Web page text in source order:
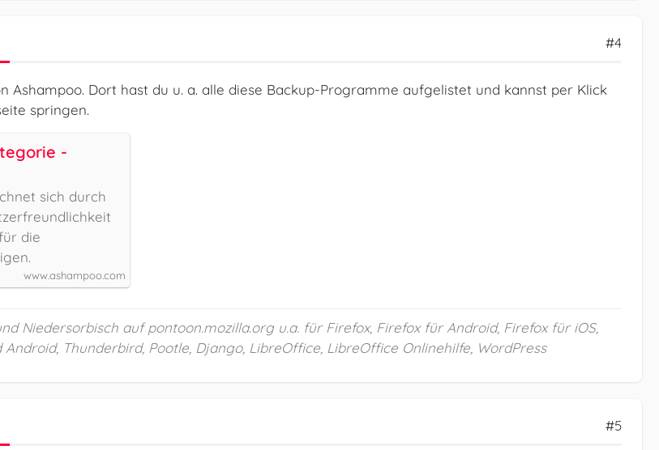
#4
Ashampoo. Dort hast du u. a. alle diese Backup-Programme aufgelistet und kannst per Klick
springen.
-
sich durch
die
www.ashampoo.com
Niedersorbisch auf pontoon.mozilla.org u.a. für Firefox, Firefox für Android, Firefox für iOS,
Thunderbird, Pootle, Django, LibreOffice, LibreOffice Onlinehilfe, WordPress
#5